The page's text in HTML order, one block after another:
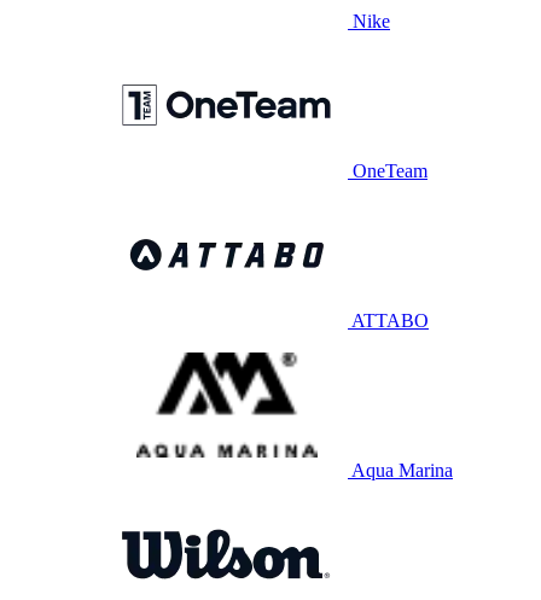
Nike
OneTeam
ATTABO
Aqua Marina